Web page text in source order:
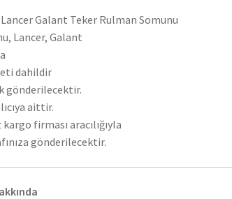
Galant Teker Rulman Somunu
Lancer, Galant
dahildir
gönderilecektir.
aittir.
firması aracılığıyla
gönderilecektir.